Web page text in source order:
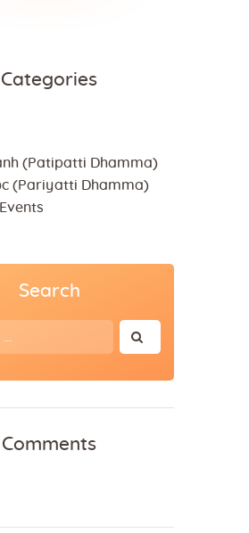
Categories
(Patipatti Dhamma)
(Pariyatti Dhamma)
Search
Comments